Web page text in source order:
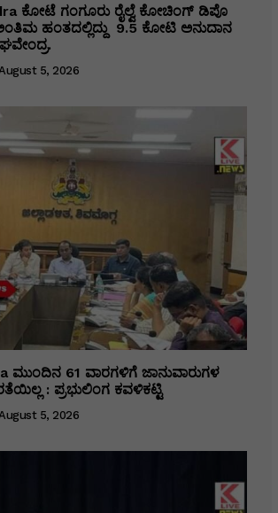
ಕೋಟೆ ಗಂಗೂರು ರೈಲ್ವೆ ಕೋಚಿಂಗ್ ಡಿಪೊ
ಹಂತದಲ್ಲಿದ್ದು ₹ 9.5 ಕೋಟಿ ಅನುದಾನ
5, 2026
ಮುಂದಿನ 61 ವಾರಗಳಿಗೆ ಜಾನುವಾರುಗಳ
: ಪ್ರಭುಲಿಂಗ ಕವಳಿಕಟ್ಟಿ
5, 2026